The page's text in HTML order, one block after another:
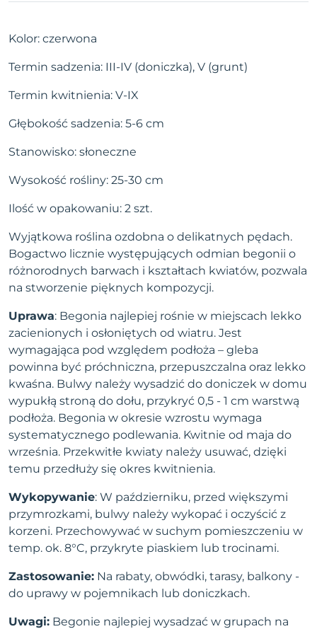
Kolor: czerwona
Termin sadzenia: III-IV (doniczka), V (grunt)
Termin kwitnienia: V-IX
Głębokość sadzenia: 5-6 cm
Stanowisko: słoneczne
Wysokość rośliny: 25-30 cm
Ilość w opakowaniu: 2 szt.
Wyjątkowa roślina ozdobna o delikatnych pędach.
Bogactwo licznie występujących odmian begonii o
różnorodnych barwach i kształtach kwiatów, pozwala
na stworzenie pięknych kompozycji.
Uprawa: Begonia najlepiej rośnie w miejscach lekko
zacienionych i osłoniętych od wiatru. Jest
wymagająca pod względem podłoża – gleba
powinna być próchniczna, przepuszczalna oraz lekko
kwaśna. Bulwy należy wysadzić do doniczek w domu
wypukłą stroną do dołu, przykryć 0,5 - 1 cm warstwą
podłoża. Begonia w okresie wzrostu wymaga
systematycznego podlewania. Kwitnie od maja do
września. Przekwitłe kwiaty należy usuwać, dzięki
temu przedłuży się okres kwitnienia.
Wykopywanie: W październiku, przed większymi
przymrozkami, bulwy należy wykopać i oczyścić z
korzeni. Przechowywać w suchym pomieszczeniu w
temp. ok. 8°C, przykryte piaskiem lub trocinami.
Zastosowanie: Na rabaty, obwódki, tarasy, balkony -
do uprawy w pojemnikach lub doniczkach.
Uwagi: Begonie najlepiej wysadzać w grupach na